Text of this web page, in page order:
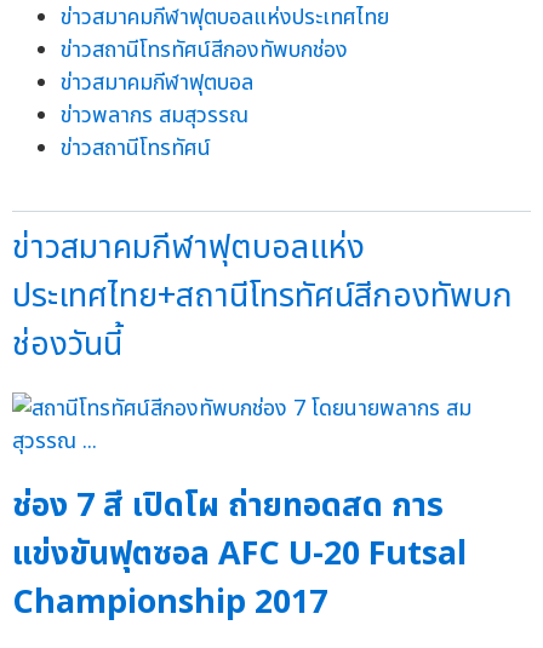
ข่าวสมาคมกีฬาฟุตบอลแห่งประเทศไทย
ข่าวสถานีโทรทัศน์สีกองทัพบกช่อง
ข่าวสมาคมกีฬาฟุตบอล
ข่าวพลากร สมสุวรรณ
ข่าวสถานีโทรทัศน์
ข่าวสมาคมกีฬาฟุตบอลแห่ง
ประเทศไทย+สถานีโทรทัศน์สีกองทัพบก
ช่องวันนี้
ช่อง 7 สี เปิดโผ ถ่ายทอดสด การ
แข่งขันฟุตซอล AFC U-20 Futsal
Championship 2017